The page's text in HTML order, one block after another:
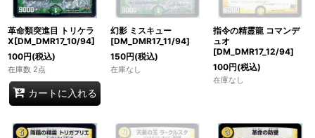
革命類突進目 トリケラ
X[DM_DMR17_10/94]
100円(税込)
在庫数 2点
カートに入れる
幻影 ミスキュー
[DM_DMR17_11/94]
150円(税込)
在庫なし
指令の精霊龍 コマンデ
ュオ
[DM_DMR17_12/94]
100円(税込)
在庫なし